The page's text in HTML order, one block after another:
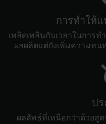
การทำให้แ
เพลิดเพลินกับเวลาในการท
ผลผลิตแต่ยังเพิ่มความทน
ป
ผลลัพธ์ที่เหนือกว่าด้วยสู